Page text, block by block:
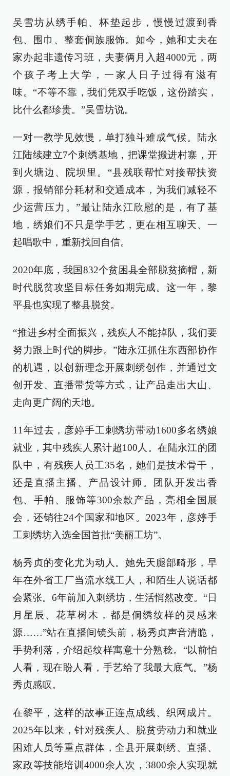
吴雪坊从绣手帕、杯垫起步，慢慢过渡到香
包、围巾、整套侗族服饰。如今，她和丈夫在
家办起非遗传习班，夫妻俩月入超4000元，两
个孩子考上大学，一家人日子过得有滋有
味。“不等不靠，我们凭双手吃饭，这份踏实，
比什么都珍贵。”吴雪坊说。
一对一教学见效慢，单打独斗难成气候。陆永
江陆续建立7个刺绣基地，把课堂搬进村寨，开
到火塘边、院坝里。“县残联帮忙对接帮扶资
源，报销部分耗材和交通成本，为我们减轻不
少运营压力。”最让陆永江欣慰的是，有了基
地，绣娘们不只是学手艺，更在相互聊天、一
起唱歌中，重新找回自信。
2020年底，我国832个贫困县全部脱贫摘帽，新
时代脱贫攻坚目标任务如期完成。这一年，黎
平县也实现了整县脱贫。
“推进乡村全面振兴，残疾人不能掉队，我们要
努力跟上时代的脚步。”陆永江抓住东西部协作
的机遇，以创新理念开展刺绣创作，并通过文
创开发、直播带货等方式，让产品走出大山、
走向更广阔的天地。
11年过去，彦婷手工刺绣坊带动1600多名绣娘
就业，其中残疾人累计超100人。在陆永江的团
队中，有残疾人员工35名，她们是技术骨干，
还是直播主播、产品设计师。团队开发出香
包、手帕、服饰等300余款产品，亮相全国展
会，还销往24个国家和地区。2023年，彦婷手
工刺绣坊入选全国首批“美丽工坊”。
杨秀贞的变化尤为动人。她先天腿部畸形，早
年在外省工厂当流水线工人，和陌生人说话都
会紧张。6年前加入刺绣坊，生活悄然改变。“日
月星辰、花草树木，都是侗绣纹样的灵感来
源……”站在直播间镜头前，杨秀贞声音清脆，
手势利落，介绍起纹样寓意十分熟稔。“以前怕
人看，现在盼人看，手艺给了我最大底气。”杨
秀贞感叹。
在黎平，这样的故事正连点成线、织网成片。
2025年以来，针对残疾人、脱贫劳动力和就业
困难人员等重点群体，全县开展刺绣、直播、
家政等技能培训4000余人次，3800余人实现就